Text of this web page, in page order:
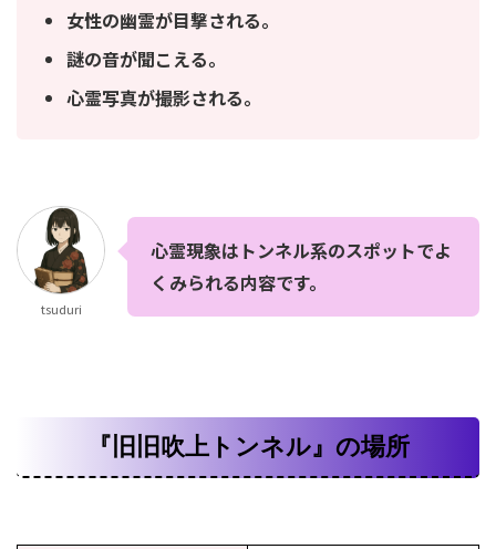
女性の幽霊が目撃される。
謎の音が聞こえる。
心霊写真が撮影される。
tsuduri
心霊現象はトンネル系のスポットでよ
くみられる内容です。
『旧旧吹上トンネル』の場所